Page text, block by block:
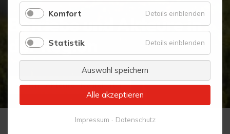
Betriebe und Akteure in
der Region
Region Akteure Neuigkeiten
Komfort Details einblenden
Komfort
Statistik Details einblenden
Statistik
Auswahl speichern
Alle akzeptieren
Impressum Datenschutz